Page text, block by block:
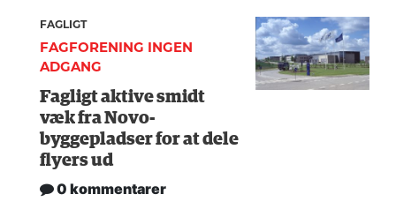
FAGLIGT
FAGFORENING INGEN
ADGANG
Fagligt aktive smidt
væk fra Novo-
byggepladser for at dele
flyers ud
0 kommentarer